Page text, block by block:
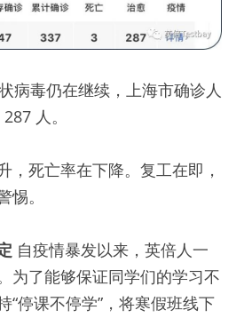
病毒仍在继续，上海市确诊人
人。
，死亡率在下降。复工在即，
。
自疫情暴发以来，英倍人一
为了能够保证同学们的学习不
“停课不停学”，将寒假班线下